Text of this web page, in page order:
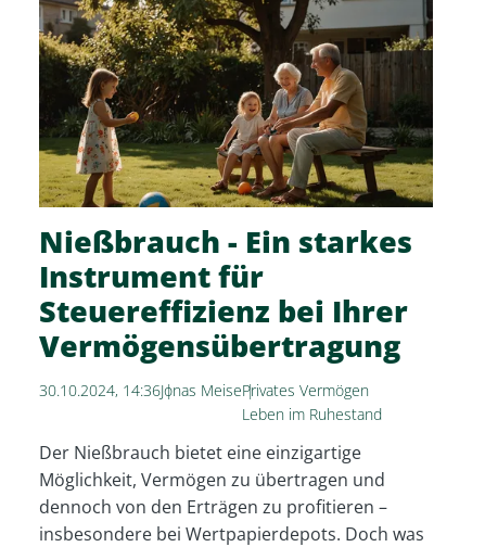
und
welche
Konsequenzen
aus
einem
Mangel
folgen
Nießbrauch - Ein starkes
Instrument für
Steuereffizienz bei Ihrer
Vermögensübertragung
30.10.2024, 14:36Jonas MeisePrivates Vermögen
Leben im Ruhestand
Der Nießbrauch bietet eine einzigartige
Möglichkeit, Vermögen zu übertragen und
dennoch von den Erträgen zu profitieren –
insbesondere bei Wertpapierdepots. Doch was